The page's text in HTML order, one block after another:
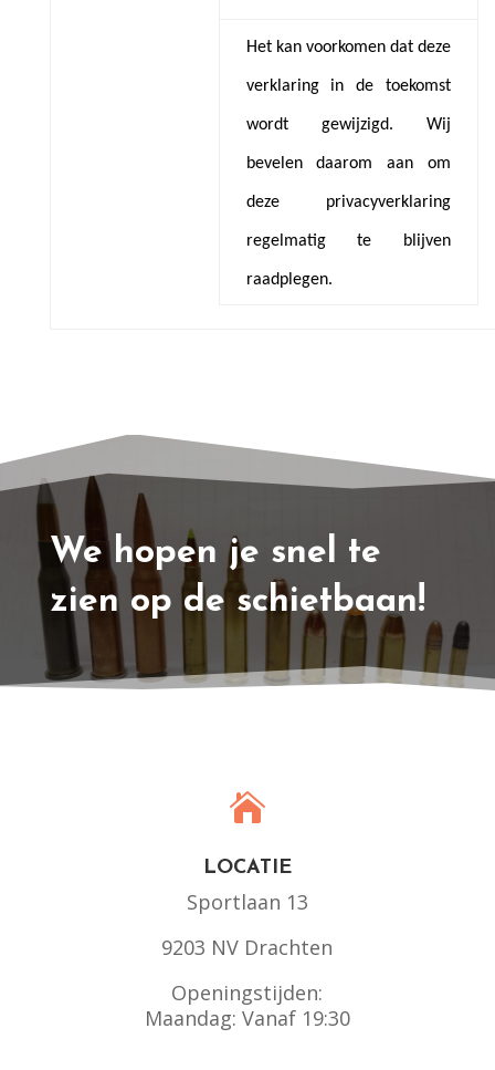
Het kan voorkomen dat deze
verklaring in de toekomst
wordt gewijzigd. Wij
bevelen daarom aan om
deze privacyverklaring
regelmatig te blijven
raadplegen.
We hopen je snel te
zien op de schietbaan!

LOCATIE
Sportlaan 13
9203 NV Drachten
Openingstijden:
Maandag: Vanaf 19:30